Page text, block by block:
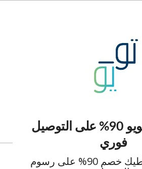
كود خصم تويو 90% على التوصيل
فوري
كود خصم بيعطيك خصم 90% على رسوم